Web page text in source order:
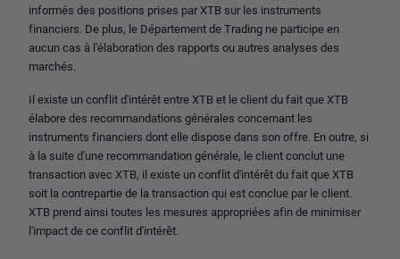
informés des positions prises par XTB sur les instruments
financiers. De plus, le Département de Trading ne participe en
aucun cas à l'élaboration des rapports ou autres analyses des
marchés.
Il existe un conflit d'intérêt entre XTB et le client du fait que XTB
élabore des recommandations générales concernant les
instruments financiers dont elle dispose dans son offre. En outre, si
à la suite d'une recommandation générale, le client conclut une
transaction avec XTB, il existe un conflit d'intérêt du fait que XTB
soit la contrepartie de la transaction qui est conclue par le client.
XTB prend ainsi toutes les mesures appropriées afin de minimiser
l'impact de ce conflit d'intérêt.